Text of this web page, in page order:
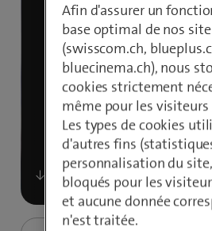
Afin d'assurer un
base optimal de nos
(swisscom.ch,
bluecinema.ch), nous
cookies strictement
même pour les visiteurs
Les types de cookies
d'autres fins
personnalisation du
bloqués pour les
et aucune donnée
n'est traitée.